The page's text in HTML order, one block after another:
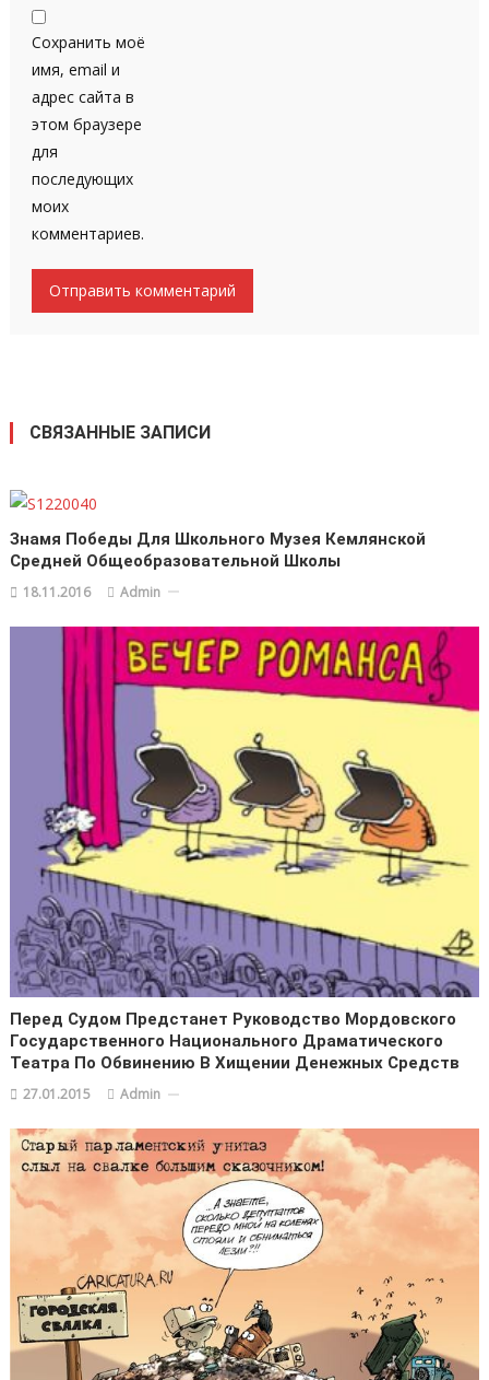
Сохранить моё
имя, email и
адрес сайта в
этом браузере
для
последующих
моих
комментариев.
СВЯЗАННЫЕ ЗАПИСИ
Знамя Победы Для Школьного Музея Кемлянской
Средней Общеобразовательной Школы
18.11.2016 Admin
Перед Судом Предстанет Руководство Мордовского
Государственного Национального Драматического
Театра По Обвинению В Хищении Денежных Средств
27.01.2015 Admin